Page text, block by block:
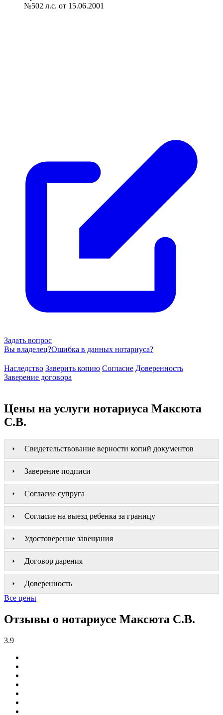
№502 л.с. от 15.06.2001
Задать вопрос
Вы владелец?Ошибка в данных нотариуса?
Наследство Заверить копию Согласие Доверенность
Заверение договора
Цены на услуги нотариуса Максюта
С.В.
Свидетельствование верности копий документов
Заверение подписи
Согласие супруга
Согласие на выезд ребенка за границу
Удостоверение завещания
Договор дарения
Доверенность
Все цены
Отзывы о нотариусе Максюта С.В.
3.9